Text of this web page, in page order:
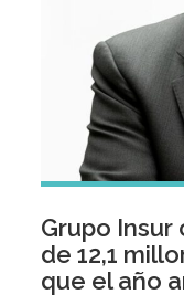
Grupo
de 12,1
que el año